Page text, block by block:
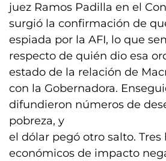
juez Ramos Padilla en el
surgió la confirmación de
espiada por la AFI, lo que
respecto de quién dio esa
estado de la relación de
con la Gobernadora.
difundieron números de
pobreza, y
el dólar pegó otro salto. Tres
económicos de impacto